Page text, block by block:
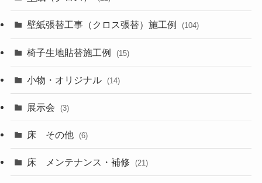
壁紙張替工事（クロス張替）施工例 (104)
椅子生地貼替施工例 (15)
小物・オリジナル (14)
展示会 (3)
床 その他 (6)
床 メンテナンス・補修 (21)